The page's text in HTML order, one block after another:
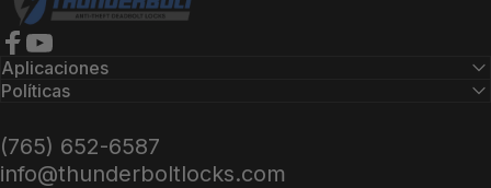
Facebook
YouTube
Aplicaciones
Políticas
(765) 652-6587
info@thunderboltlocks.com